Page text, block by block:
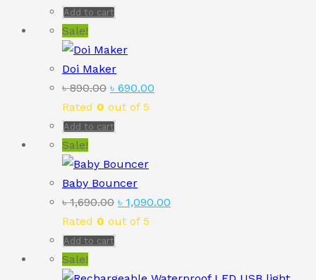
Add to cart
Sale!
Doi Maker
৳890.00 Original
price
was:
৳ 690.00
Rated 0 out of 5
Add to cart
Sale!
Baby Bouncer
৳1,690.00 Original
price
৳ 1,090.00
Rated 0 out of 5
Add to cart
Sale!